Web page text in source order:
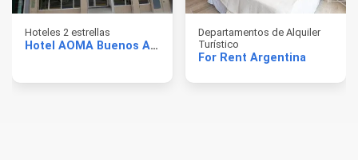
Hoteles 2 estrellas
Hotel AOMA Buenos Aires
Departamentos de Alquiler
Turístico
For Rent Argentina